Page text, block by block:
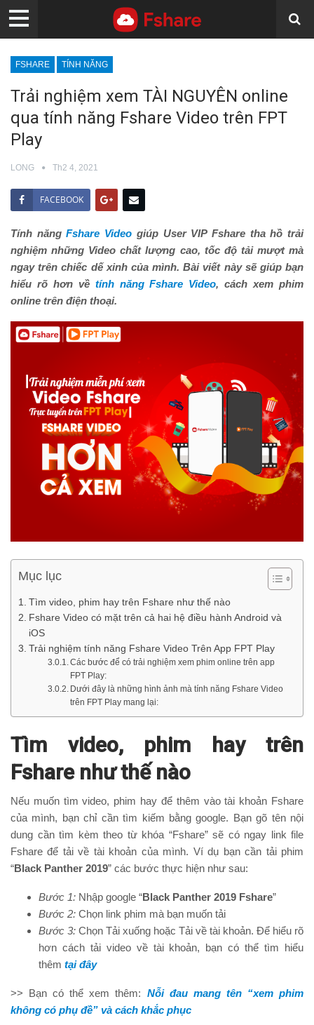
FSHARE TÍNH NĂNG
Trải nghiệm xem TÀI NGUYÊN online
qua tính năng Fshare Video trên FPT
Play
LONG Th2 4, 2021
FACEBOOK
Tính năngFshare Video giúp User VIP Fshare tha hồ trải
nghiệm những Video chất lượng cao, tốc độ tải mượt mà
ngay trên chiếc dế xinh của mình. Bài viết này sẽ giúp bạn
hiểu rõ hơn về tính năng Fshare Video, cách xem phim
online trên điện thoại.
Mục lục
Tìm video, phim hay trên Fshare như thế nào
Fshare Video có mặt trên cả hai hệ điều hành Android và
iOS
Trải nghiệm tính năng Fshare Video Trên App FPT Play
Các bước để có trải nghiệm xem phim online trên app
FPT Play:
Dưới đây là những hình ảnh mà tính năng Fshare Video
trên FPT Play mang lại:
Tìm video, phim hay trên
Fshare như thế nào
Nếu muốn tìm video, phim hay để thêm vào tài khoản Fshare
của mình, bạn chỉ cần tìm kiếm bằng google. Bạn gõ tên nội
dung cần tìm kèm theo từ khóa “Fshare” sẽ có ngay link file
Fshare để tải về tài khoản của mình. Ví dụ bạn cần tải phim
“Black Panther 2019” các bước thực hiện như sau:
Bước 1: Nhập google “Black Panther 2019 Fshare”
Bước 2: Chọn link phim mà bạn muốn tải
Bước 3: Chọn Tải xuống hoặc Tải về tài khoản. Để hiểu rõ
hơn cách tải video về tài khoản, bạn có thể tìm hiểu
thêm tại đây
>> Bạn có thể xem thêm: Nỗi đau mang tên “xem phim
không có phụ đề” và cách khắc phục